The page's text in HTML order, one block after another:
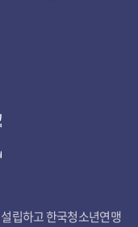
립하고 한국청소년연맹